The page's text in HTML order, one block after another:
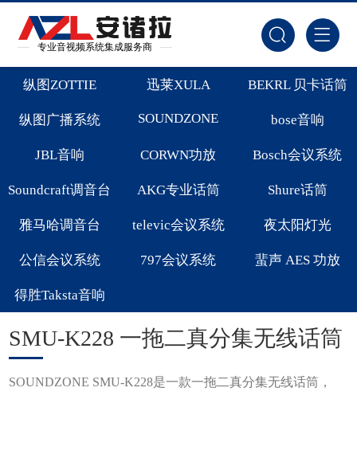
专业音视频系统集成服务商
纵图ZOTTIE 迅莱XULA BEKRL 贝卡话筒
纵图广播系统 SOUNDZONE bose音响
JBL音响 CORWN功放 Bosch会议系统
Soundcraft调音台 AKG专业话筒 Shure话筒
雅马哈调音台 televic会议系统 夜太阳灯光
公信会议系统 797会议系统 蜚声 AES 功放
得胜Taksta音响
SMU-K228 一拖二真分集无线话筒
SOUNDZONE SMU-K228是一款一拖二真分集无线话筒，